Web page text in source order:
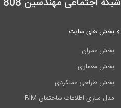
بخش های سایت
بخش عمران
بخش معماری
بخش طراحی عملکردی
مدل سازی اطلاعات ساختمان BIM